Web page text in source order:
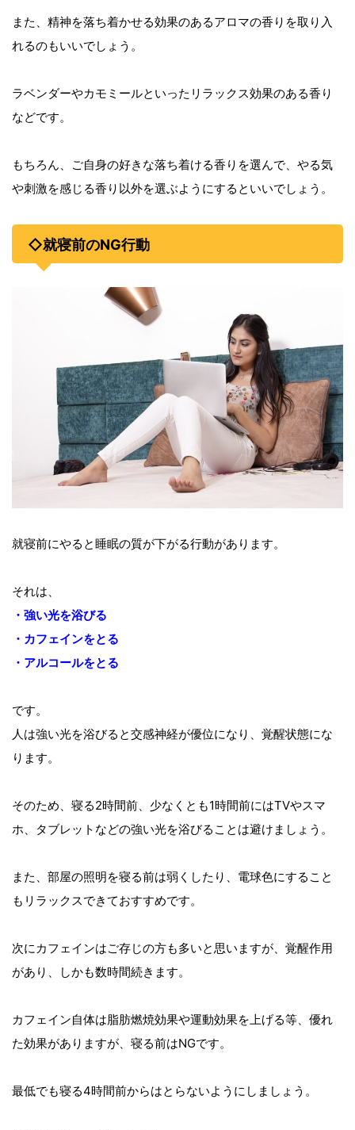
また、精神を落ち着かせる効果のあるアロマの香りを取り入
れるのもいいでしょう。
ラベンダーやカモミールといったリラックス効果のある香り
などです。
もちろん、ご自身の好きな落ち着ける香りを選んで、やる気
や刺激を感じる香り以外を選ぶようにするといいでしょう。
◇就寝前のNG行動
就寝前にやると睡眠の質が下がる行動があります。
それは、
・強い光を浴びる
・カフェインをとる
・アルコールをとる
です。
人は強い光を浴びると交感神経が優位になり、覚醒状態にな
ります。
そのため、寝る2時間前、少なくとも1時間前にはTVやスマ
ホ、タブレットなどの強い光を浴びることは避けましょう。
また、部屋の照明を寝る前は弱くしたり、電球色にすること
もリラックスできておすすめです。
次にカフェインはご存じの方も多いと思いますが、覚醒作用
があり、しかも数時間続きます。
カフェイン自体は脂肪燃焼効果や運動効果を上げる等、優れ
た効果がありますが、寝る前はNGです。
最低でも寝る4時間前からはとらないようにしましょう。